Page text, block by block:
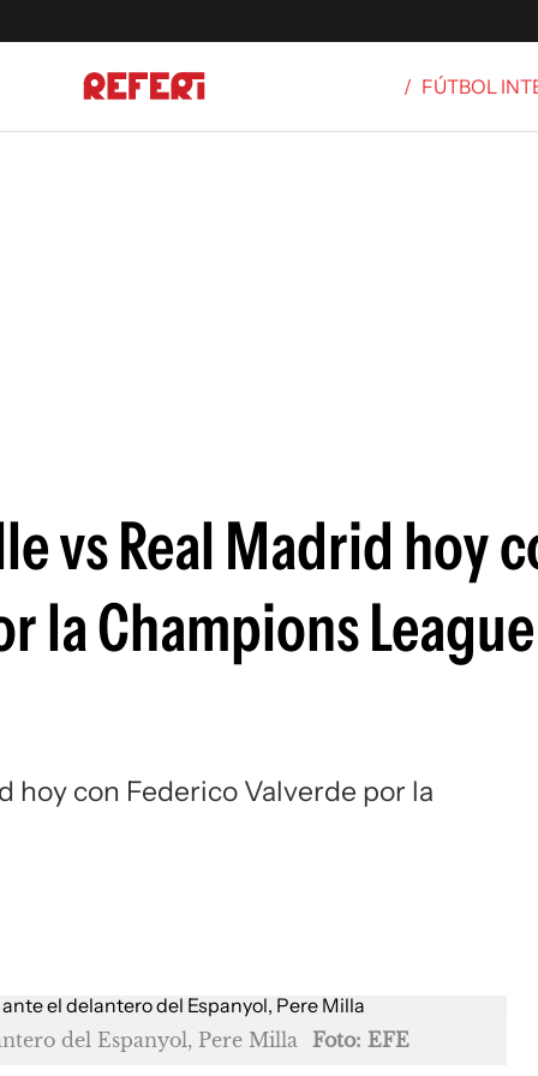
/ FÚTBOL
vs Real Madrid hoy
la Champions
hoy con Federico Valverde por la
del Espanyol, Pere Milla Foto: EFE